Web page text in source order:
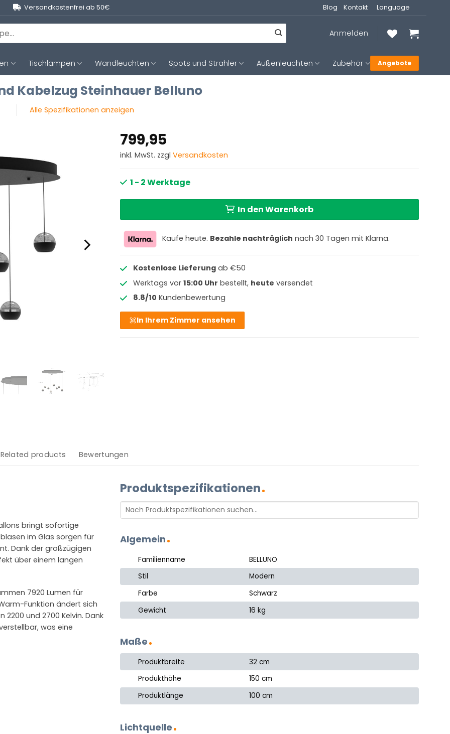
Versandkostenfrei ab 50€ Blog Kontakt Language
Anmelden
Tischlampen Wandleuchten Spots und Strahler Außenleuchten Zubehör Angebote
Kabelzug Steinhauer Belluno
Alle Spezifikationen anzeigen
799,95
inkl. MwSt. zzgl Versandkosten
1 - 2 Werktage
In den Warenkorb
Kaufe heute. Bezahle nachträglich nach 30 Tagen mit Klarna.
Kostenlose Lieferungab €50
Werktags vor 15:00 Uhr bestellt, heute versendet
8.8/10 Kundenbewertung
In Ihrem Zimmer ansehen
Related products Bewertungen
bringt sofortige
im Glas sorgen für
Dank der großzügigen
über einem langen
7920 Lumen für
Funktion ändert sich
und 2700 Kelvin. Dank
was eine
Produktspezifikationen
Algemein
Familienname
BELLUNO
Stil
Modern
Farbe
Schwarz
Gewicht
16 kg
Maße
Produktbreite
32 cm
Produkthöhe
150 cm
Produktlänge
100 cm
Lichtquelle